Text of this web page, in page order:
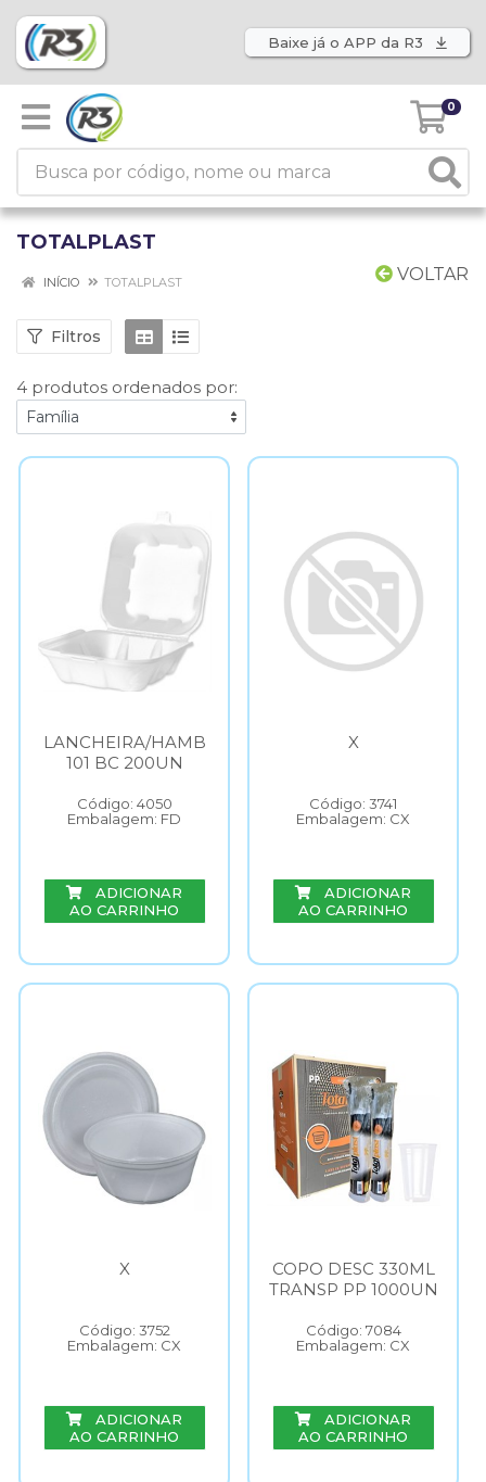
Baixe já o APP da R3
0
TOTALPLAST
VOLTAR
INÍCIO TOTALPLAST
Filtros
4 produtos ordenados por:
LANCHEIRA/HAMB
101 BC 200UN
Código: 4050
Embalagem: FD
ADICIONAR
AO CARRINHO
X
Código: 3741
Embalagem: CX
ADICIONAR
AO CARRINHO
X
Código: 3752
Embalagem: CX
ADICIONAR
AO CARRINHO
COPO DESC 330ML
TRANSP PP 1000UN
Código: 7084
Embalagem: CX
ADICIONAR
AO CARRINHO